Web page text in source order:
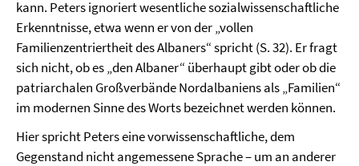
kann. Peters ignoriert wesentliche sozialwissenschaftliche
Erkenntnisse, etwa wenn er von der „vollen
Familienzentriertheit des Albaners“ spricht (S. 32). Er fragt
sich nicht, ob es „den Albaner“ überhaupt gibt oder ob die
patriarchalen Großverbände Nordalbaniens als „Familien“
im modernen Sinne des Worts bezeichnet werden können.
Hier spricht Peters eine vorwissenschaftliche, dem
Gegenstand nicht angemessene Sprache – um an anderer